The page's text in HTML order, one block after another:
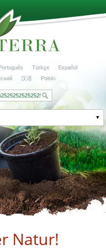
Türkçe
Español
汉语 Polski
Natur!